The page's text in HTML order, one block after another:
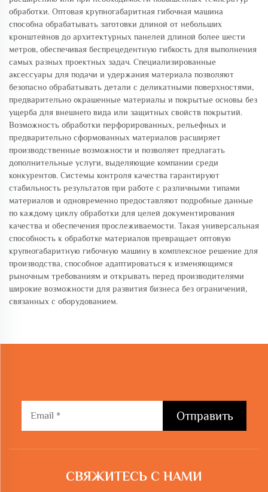
обработки. Оптовая крупногабаритная гибочная машина
способна обрабатывать заготовки длиной от небольших
кронштейнов до архитектурных панелей длиной более шести
метров, обеспечивая беспрецедентную гибкость для выполнения
самых разных проектных задач. Специализированные
аксессуары для подачи и удержания материала позволяют
безопасно обрабатывать детали с деликатными поверхностями,
предварительно окрашенные материалы и покрытые основы без
ущерба для внешнего вида или защитных свойств покрытий.
Возможность обработки перфорированных, рельефных и
предварительно сформованных материалов расширяет
производственные возможности и позволяет предлагать
дополнительные услуги, выделяющие компании среди
конкурентов. Системы контроля качества гарантируют
стабильность результатов при работе с различными типами
материалов и одновременно предоставляют подробные данные
по каждому циклу обработки для целей документирования
качества и обеспечения прослеживаемости. Такая универсальная
способность к обработке материалов превращает оптовую
крупногабаритную гибочную машину в комплексное решение для
производства, способное адаптироваться к изменяющимся
рыночным требованиям и открывать перед производителями
широкие возможности для развития бизнеса без ограничений,
связанных с оборудованием.
Отправить
СВЯЖИТЕСЬ С НАМИ